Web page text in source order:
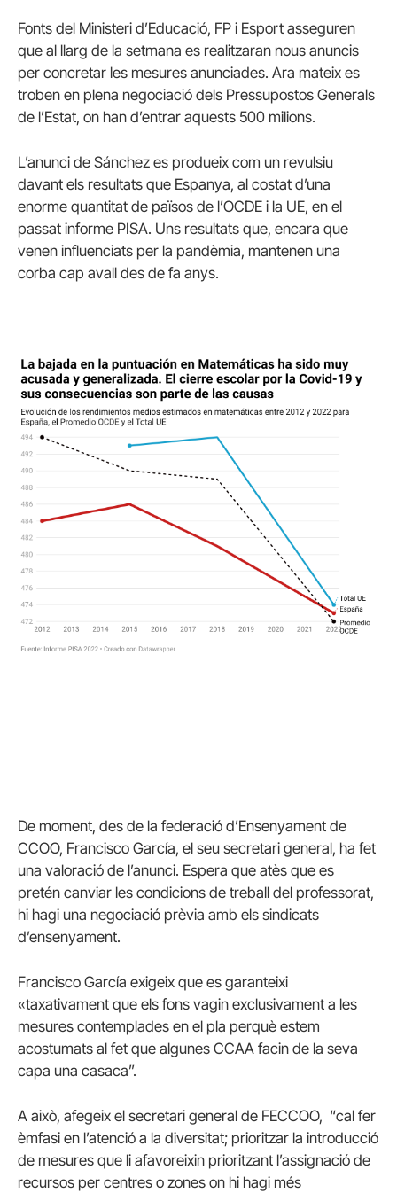
Fonts del Ministeri d’Educació, FP i Esport asseguren
que al llarg de la setmana es realitzaran nous anuncis
per concretar les mesures anunciades. Ara mateix es
troben en plena negociació dels Pressupostos Generals
de l’Estat, on han d’entrar aquests 500 milions.
L’anunci de Sánchez es produeix com un revulsiu
davant els resultats que Espanya, al costat d’una
enorme quantitat de països de l’OCDE i la UE, en el
passat informe PISA. Uns resultats que, encara que
venen influenciats per la pandèmia, mantenen una
corba cap avall des de fa anys.
De moment, des de la federació d’Ensenyament de
CCOO, Francisco García, el seu secretari general, ha fet
una valoració de l’anunci. Espera que atès que es
pretén canviar les condicions de treball del professorat,
hi hagi una negociació prèvia amb els sindicats
d’ensenyament.
Francisco García exigeix que es garanteixi
«taxativament que els fons vagin exclusivament a les
mesures contemplades en el pla perquè estem
acostumats al fet que algunes CCAA facin de la seva
capa una casaca”.
A això, afegeix el secretari general de FECCOO, “cal fer
èmfasi en l’atenció a la diversitat; prioritzar la introducció
de mesures que li afavoreixin prioritzant l’assignació de
recursos per centres o zones on hi hagi més